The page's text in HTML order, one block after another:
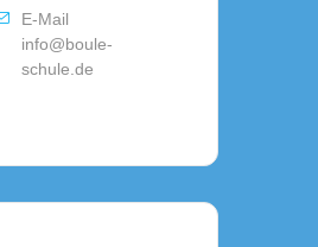
E-Mail
info@boule-
schule.de